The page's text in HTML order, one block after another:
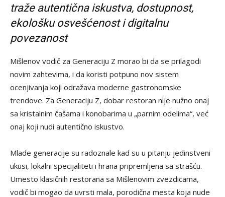
traže autentična iskustva, dostupnost,
ekološku osvešćenost i digitalnu
povezanost
Mišlenov vodič za Generaciju Z morao bi da se prilagodi
novim zahtevima, i da koristi potpuno nov sistem
ocenjivanja koji odražava moderne gastronomske
trendove. Za Generaciju Z, dobar restoran nije nužno onaj
sa kristalnim čašama i konobarima u „parnim odelima“, već
onaj koji nudi autentično iskustvo.
Mlade generacije su radoznale kad su u pitanju jedinstveni
ukusi, lokalni specijaliteti i hrana pripremljena sa strašću.
Umesto klasičnih restorana sa Mišlenovim zvezdicama,
vodič bi mogao da uvrsti mala, porodična mesta koja nude